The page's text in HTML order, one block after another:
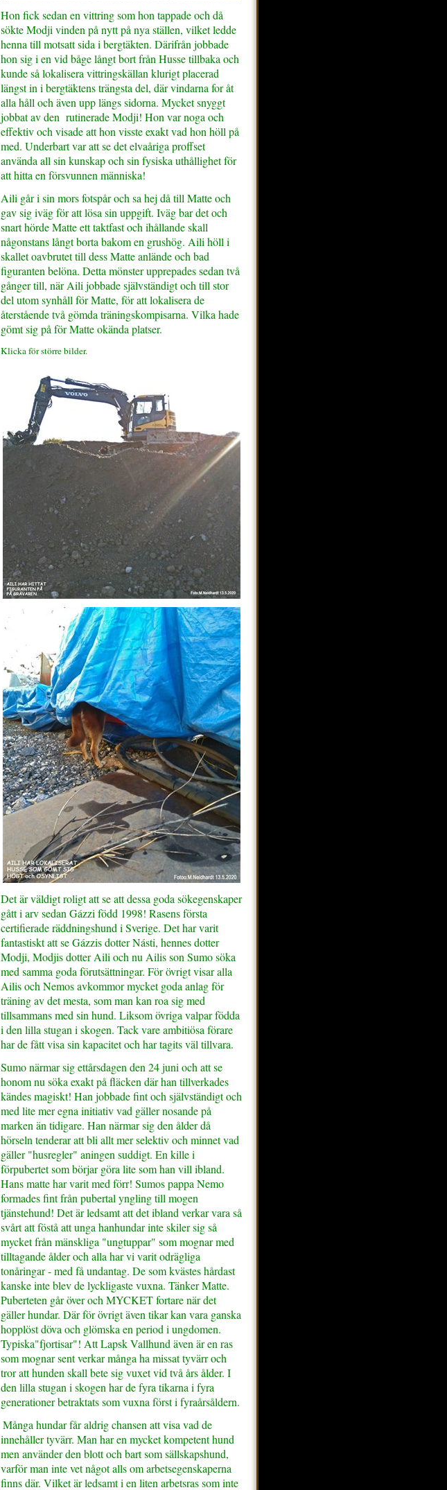
Hon fick sedan en vittring som hon tappade och då
sökte Modji vinden på nytt på nya ställen, vilket ledde
henna till motsatt sida i bergtäkten. Därifrån jobbade
hon sig i en vid båge långt bort från Husse tillbaka och
kunde så lokalisera vittringskällan klurigt placerad
längst in i bergtäktens trängsta del, där vindarna for åt
alla håll och även upp längs sidorna. Mycket snyggt
jobbat av den rutinerade Modji! Hon var noga och
effektiv och visade att hon visste exakt vad hon höll på
med. Underbart var att se det elvaåriga proffset
använda all sin kunskap och sin fysiska uthållighet för
att hitta en försvunnen människa!
Aili går i sin mors fotspår och sa hej då till Matte och
gav sig iväg för att lösa sin uppgift. Iväg bar det och
snart hörde Matte ett taktfast och ihållande skall
någonstans långt borta bakom en grushög. Aili höll i
skallet oavbrutet till dess Matte anlände och bad
figuranten belöna. Detta mönster upprepades sedan två
gånger till, när Aili jobbade självständigt och till stor
del utom synhåll för Matte, för att lokalisera de
återstående två gömda träningskompisarna. Vilka hade
gömt sig på för Matte okända platser.
Klicka för större bilder.
Det är väldigt roligt att se att dessa goda sökegenskaper
gått i arv sedan Gázzi född 1998! Rasens första
certifierade räddningshund i Sverige. Det har varit
fantastiskt att se Gázzis dotter Násti, hennes dotter
Modji, Modjis dotter Aili och nu Ailis son Sumo söka
med samma goda förutsättningar. För övrigt visar alla
Ailis och Nemos avkommor mycket goda anlag för
träning av det mesta, som man kan roa sig med
tillsammans med sin hund. Liksom övriga valpar födda
i den lilla stugan i skogen. Tack vare ambitiösa förare
har de fått visa sin kapacitet och har tagits väl tillvara.
Sumo närmar sig ettårsdagen den 24 juni och att se
honom nu söka exakt på fläcken där han tillverkades
kändes magiskt! Han jobbade fint och självständigt och
med lite mer egna initiativ vad gäller nosande på
marken än tidigare. Han närmar sig den ålder då
hörseln tenderar att bli allt mer selektiv och minnet vad
gäller "husregler" aningen suddigt. En kille i
förpubertet som börjar göra lite som han vill ibland.
Hans matte har varit med förr! Sumos pappa Nemo
formades fint från pubertal yngling till mogen
tjänstehund! Det är ledsamt att det ibland verkar vara så
svårt att föstå att unga hanhundar inte skiler sig så
mycket från mänskliga "ungtuppar" som mognar med
tilltagande ålder och alla har vi varit odrägliga
tonåringar - med få undantag. De som kvästes hårdast
kanske inte blev de lyckligaste vuxna. Tänker Matte.
Puberteten går över och MYCKET fortare när det
gäller hundar. Där för övrigt även tikar kan vara ganska
hopplöst döva och glömska en period i ungdomen.
Typiska"fjortisar"! Att Lapsk Vallhund även är en ras
som mognar sent verkar många ha missat tyvärr och
tror att hunden skall bete sig vuxet vid två års ålder. I
den lilla stugan i skogen har de fyra tikarna i fyra
generationer betraktats som vuxna först i fyraårsåldern.
Många hundar får aldrig chansen att visa vad de
innehåller tyvärr. Man har en mycket kompetent hund
men använder den blott och bart som sällskapshund,
varför man inte vet något alls om arbetsegenskaperna
finns där. Vilket är ledsamt i en liten arbetsras som inte